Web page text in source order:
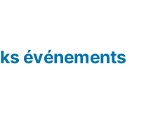
événements